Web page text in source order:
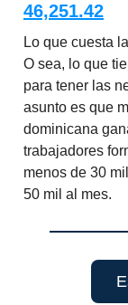
46,251.42
Lo que cuesta
O sea, lo que
para tener las
asunto es que
dominicana
trabajadores
menos de 30
50 mil al mes.